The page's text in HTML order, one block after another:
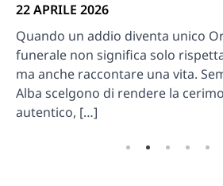
22 APRILE 2026
Quando un addio diventa unico
funerale non significa solo
ma anche raccontare una vita.
Alba scelgono di rendere la
autentico, […]